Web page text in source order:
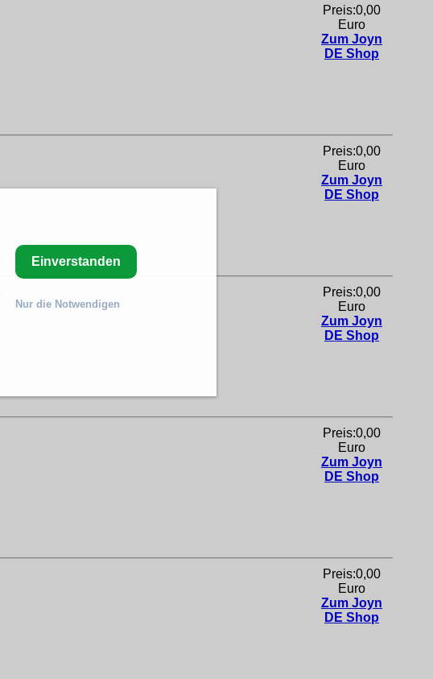
Preis:0,00
Euro
Zum Joyn
DE Shop
Preis:0,00
Euro
Zum Joyn
DE Shop
Preis:0,00
Euro
Zum Joyn
DE Shop
Preis:0,00
Euro
Zum Joyn
DE Shop
Preis:0,00
Euro
Zum Joyn
DE Shop
Einverstanden
Nur die Notwendigen